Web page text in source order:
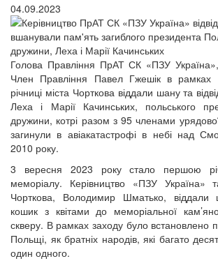
04.09.2023
Голова Правління ПрАТ СК «ПЗУ
Член Правління Павел Гжешік в рамках
річниці міста Чорткова віддали шану та
Леха і Марії Качинських, польського
дружини, котрі разом з 95 членами
загинули в авіакатастрофі в небі над
2010 року.
3 вересня 2023 року стало першою
меморіалу. Керівництво «ПЗУ Україна»
Чорткова, Володимир Шматько,
кошик з квітами до меморіальної
скверу. В рамках заходу було встановлено
Польщі, як братніх народів, які багато
один одного.